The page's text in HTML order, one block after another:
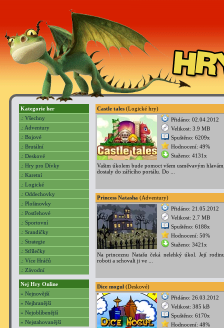
Kategorie her
.: Všechny
.: Adventury
.: Bojové
.: Brutální
.: Deskové
.: Hry pro Dívky
.: Karetní
.: Logické
.: Oddechovky
.: Plošinovky
.: Postřehové
.: Sportovní
.: Srandičky
.: Strategie
.: Střílečky
.: Více Hráčů
.: Závodní
Nej Hry Online
» Nejnovější
» Nejhranější
» Nejoblíbenější
» Nejstahovanější
Castle tales (Logické hry)
Přidáno: 02.04.2012
Velikost: 3.9 MB
Spuštěno: 6209x
Hodnocení: 49%
Staženo: 4131x
Vašim úkolem bude pomoct všem usměvavým
dostaly do zářícího portálu. Do ...
Princess Natasha (Adventury)
Přidáno: 21.05.2012
Velikost: 2.7 MB
Spuštěno: 6188x
Hodnocení: 50%
Staženo: 3421x
Na princeznu Natašu čeká nelehký úkol. Její
roboti a schovali ji ve ...
Dice mogul (Deskové)
Přidáno: 26.03.2012
Velikost: 385 kB
Spuštěno: 6170x
Hodnocení: 48%